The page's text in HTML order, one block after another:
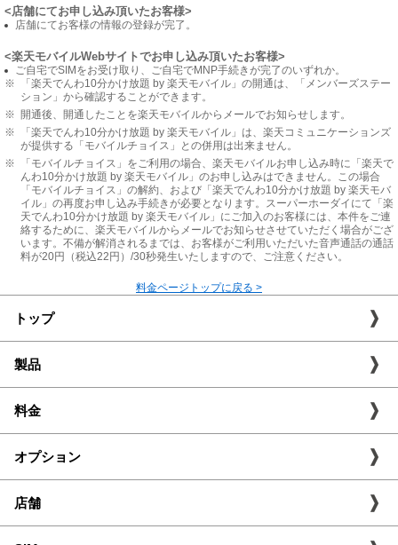
<店舗にてお申し込み頂いたお客様>
店舗にてお客様の情報の登録が完了。
<楽天モバイルWebサイトでお申し込み頂いたお客様>
ご自宅でSIMをお受け取り、ご自宅でMNP手続きが完了のいずれか。
※
「楽天でんわ10分かけ放題 by 楽天モバイル」の開通は、「メンバーズステー
ション」から確認することができます。
※ 開通後、開通したことを楽天モバイルからメールでお知らせします。
※
「楽天でんわ10分かけ放題 by 楽天モバイル」は、楽天コミュニケーションズ
が提供する「モバイルチョイス」との併用は出来ません。
※
「モバイルチョイス」をご利用の場合、楽天モバイルお申し込み時に「楽天で
んわ10分かけ放題 by 楽天モバイル」のお申し込みはできません。この場合
「モバイルチョイス」の解約、および「楽天でんわ10分かけ放題 by 楽天モバ
イル」の再度お申し込み手続きが必要となります。スーパーホーダイにて「楽
天でんわ10分かけ放題 by 楽天モバイル」にご加入のお客様には、本件をご連
絡するために、楽天モバイルからメールでお知らせさせていただく場合がござ
います。不備が解消されるまでは、お客様がご利用いただいた音声通話の通話
料が20円（税込22円）/30秒発生いたしますので、ご注意ください。
料金ページトップに戻る >
トップ
製品
料金
オプション
店舗